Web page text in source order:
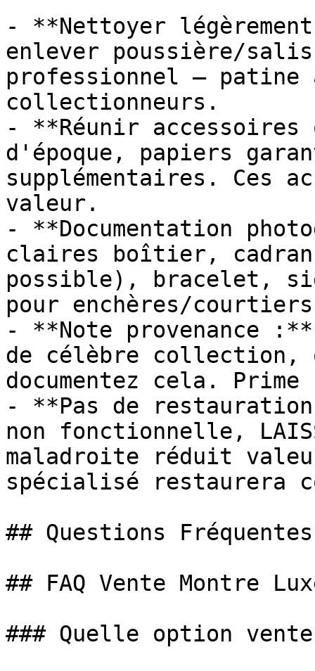
- **Nettoyer
enlever poussière/
professionnel — patine
collectionneurs.
- **Réunir
d'époque, papiers
supplémentaires. Ces
valeur.
- **Documentation
claires boîtier,
possible), bracelet,
pour enchères/
- **Note provenance
de célèbre collection,
documentez cela.
- **Pas de
non fonctionnelle,
maladroite réduit
spécialisé restaurera
## Questions
## FAQ Vente Montre
### Quelle option